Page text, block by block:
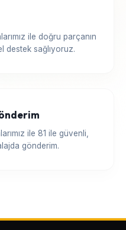
ile doğru parçanın
destek sağlıyoruz.
ile 81 ile güvenli,
gönderim.